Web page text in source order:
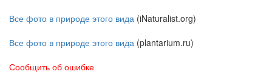
Все фото в природе этого вида (iNaturalist.org)
Все фото в природе этого вида (plantarium.ru)
Сообщить об ошибке